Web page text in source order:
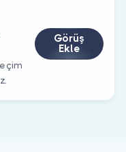
Görüş
Ekle